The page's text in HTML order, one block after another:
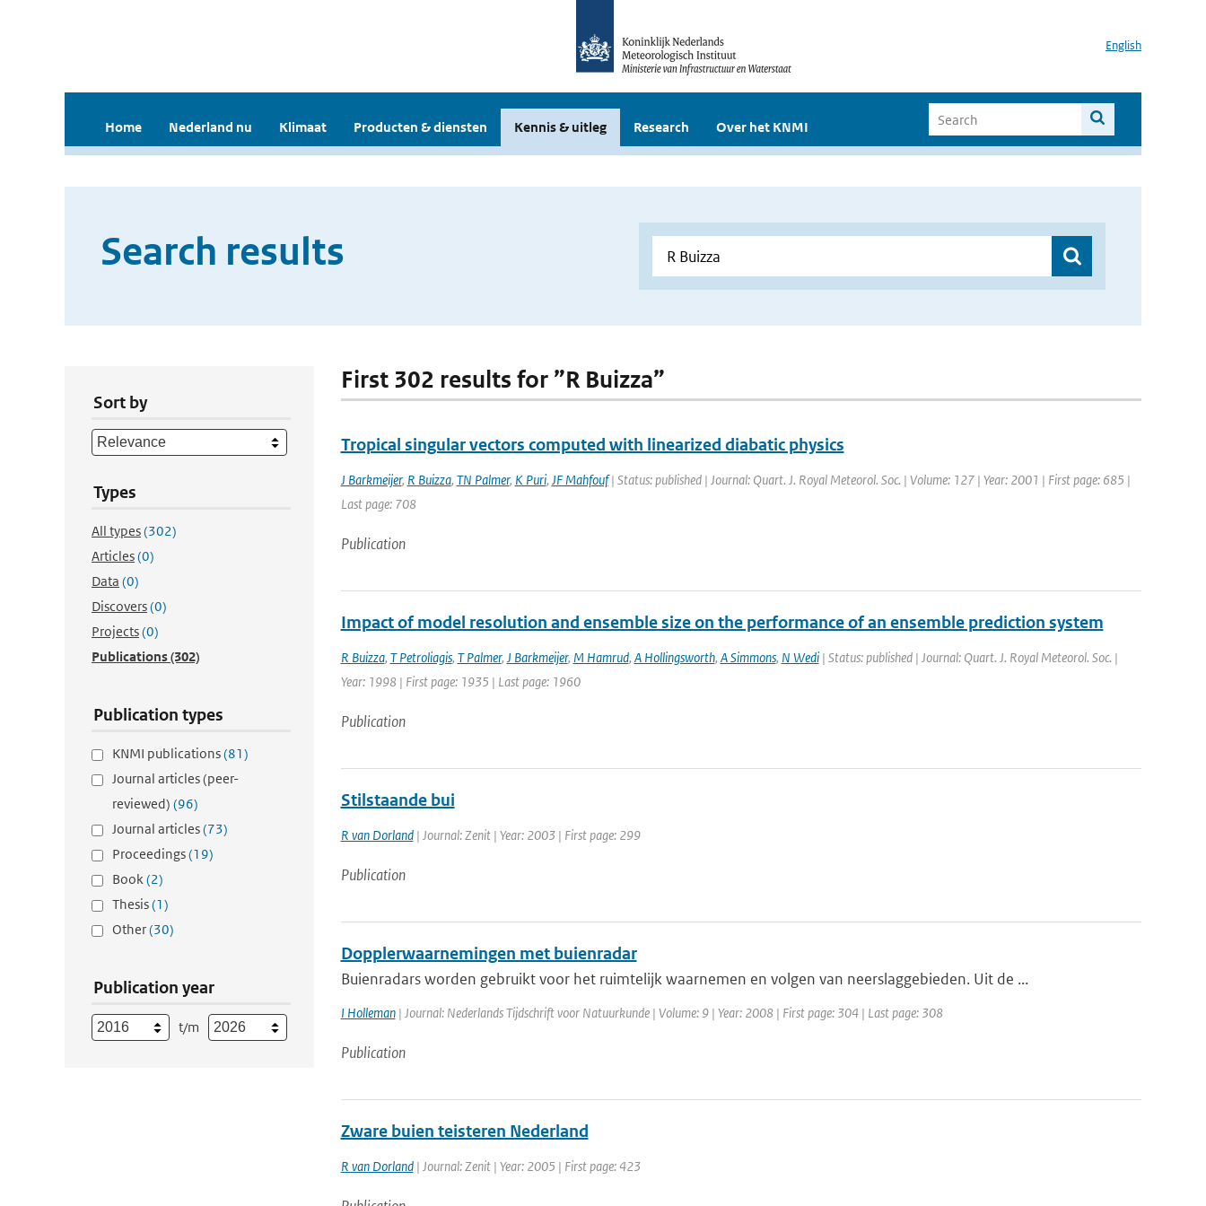
English
Home Nederland nu Klimaat Producten & diensten Kennis & uitleg Research Over het KNMI
Search results
Sort by
Types
All types(302)
Articles(0)
Data (0)
Discovers(0)
Projects(0)
Publications(302)
Publication types
KNMI publications(81)
Journal articles (peer-
reviewed) (96)
Journal articles(73)
Proceedings(19)
Book(2)
Thesis(1)
Other(30)
Publication year
t/m
First 302 results for ”R Buizza”
Tropical singular vectors computed with linearized diabatic physics
J Barkmeijer, R Buizza, TN Palmer, K Puri, JF Mahfouf| Status: published | Journal: Quart. J. Royal Meteorol. Soc. | Volume: 127 | Year: 2001 | First page: 685 |
Last page: 708
Publication
Impact of model resolution and ensemble size on the performance of an ensemble prediction system
R Buizza, T Petroliagis, T Palmer, J Barkmeijer, M Hamrud, A Hollingsworth, A Simmons, N Wedi| Status: published | Journal: Quart. J. Royal Meteorol. Soc. |
Year: 1998 | First page: 1935 | Last page: 1960
Publication
Stilstaande bui
R van Dorland| Journal: Zenit | Year: 2003 | First page: 299
Publication
Dopplerwaarnemingen met buienradar
Buienradars worden gebruikt voor het ruimtelijk waarnemen en volgen van neerslaggebieden. Uit de ...
I Holleman| Journal: Nederlands Tijdschrift voor Natuurkunde | Volume: 9 | Year: 2008 | First page: 304 | Last page: 308
Publication
Zware buien teisteren Nederland
R van Dorland| Journal: Zenit | Year: 2005 | First page: 423